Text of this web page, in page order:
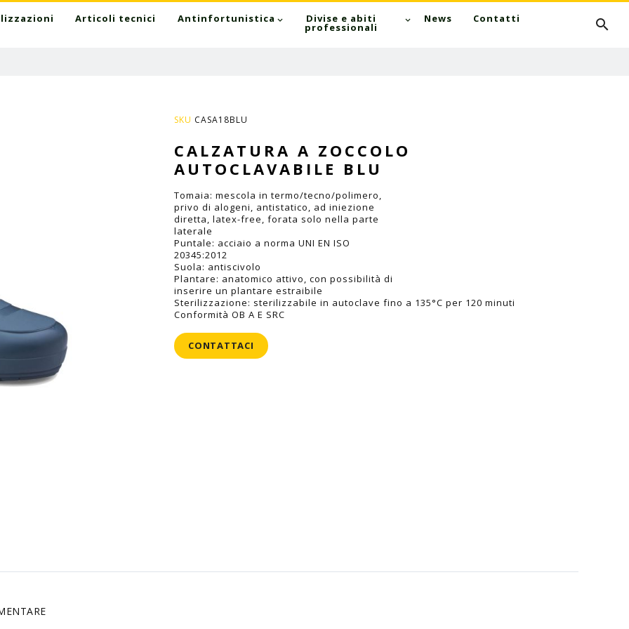
Articoli tecnici Antinfortunistica Divise e abiti
professionali
News Contatti Cerca
SKU CASA18BLU
CALZATURA A ZOCCOLO
AUTOCLAVABILE BLU
Tomaia: mescola in termo/tecno/polimero,
privo di alogeni, antistatico, ad iniezione
diretta, latex-free, forata solo nella parte
laterale
Puntale: acciaio a norma UNI EN ISO
20345:2012
Suola: antiscivolo
Plantare: anatomico attivo, con possibilità di
inserire un plantare estraibile
Sterilizzazione: sterilizzabile in autoclave fino a 135°C per 120 minuti
Conformità OB A E SRC
CONTATTACI